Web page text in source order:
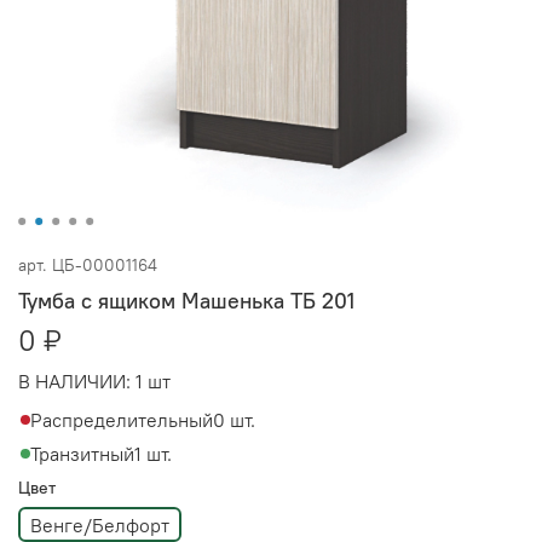
арт. ЦБ-00001164
Тумба с ящиком Машенька ТБ 201
0 ₽
В НАЛИЧИИ: 1 шт
Распределительный0 шт.
Транзитный1 шт.
Цвет
Венге/Белфорт